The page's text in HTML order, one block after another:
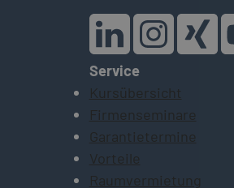
Service
Kursübersicht
Firmenseminare
Garantietermine
Vorteile
Raumvermietung